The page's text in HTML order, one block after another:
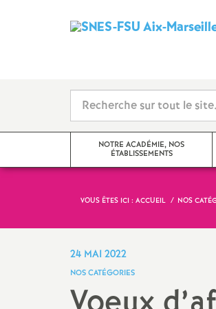
NOTRE ACADÉMIE, NOS
ÉTABLISSEMENTS
Actualités de l’académie
Actualités des établissements
VOUS ÊTES ICI : ACCUEIL NOS
24 MAI 2022
NOS CATÉGORIES